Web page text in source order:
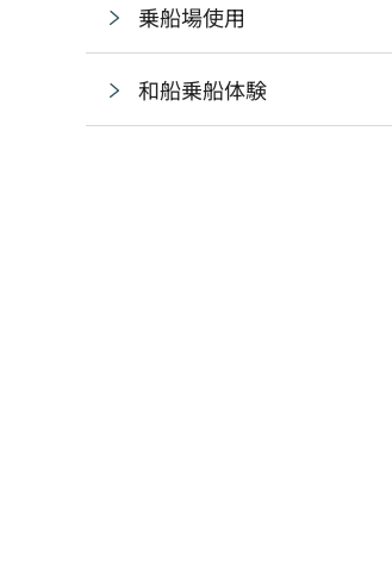
乗船場使用
和船乗船体験